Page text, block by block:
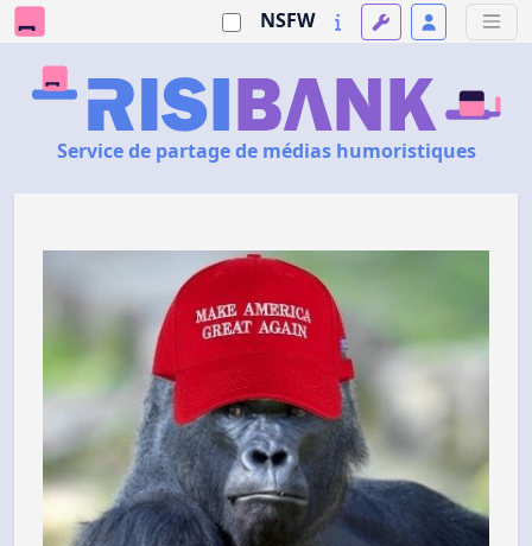
NSFW
Service de partage de médias humoristiques